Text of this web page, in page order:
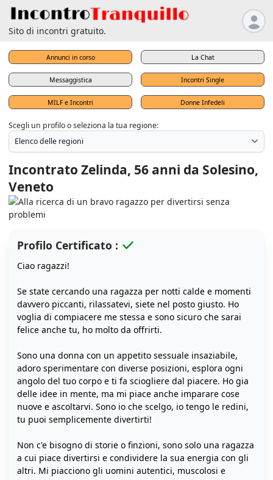
Sito di incontri gratuito.
Annunci in corso La Chat
Messaggistica Incontri Single
MILF e Incontri Donne Infedeli
Scegli un profilo o seleziona la tua regione:
Incontrato Zelinda, 56 anni da Solesino,
Veneto
Profilo Certificato :
Ciao ragazzi!
Se state cercando una ragazza per notti calde e momenti
davvero piccanti, rilassatevi, siete nel posto giusto. Ho
voglia di compiacere me stessa e sono sicuro che sarai
felice anche tu, ho molto da offrirti.
Sono una donna con un appetito sessuale insaziabile,
adoro sperimentare con diverse posizioni, esplora ogni
angolo del tuo corpo e ti fa sciogliere dal piacere. Ho gia
delle idee in mente, ma mi piace anche imparare cose
nuove e ascoltarvi. Sono io che scelgo, io tengo le redini,
tu puoi semplicemente divertirti!
Non c'e bisogno di storie o finzioni, sono solo una ragazza
a cui piace divertirsi e condividere la sua energia con gli
altri. Mi piacciono gli uomini autentici, muscolosi e